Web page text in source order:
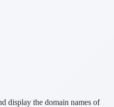
display the domain names of